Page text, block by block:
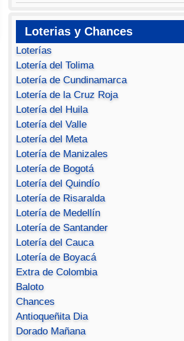
Loterias y Chances
Loterías
Lotería del Tolima
Lotería de Cundinamarca
Lotería de la Cruz Roja
Lotería del Huila
Lotería del Valle
Lotería del Meta
Lotería de Manizales
Lotería de Bogotá
Lotería del Quindío
Lotería de Risaralda
Lotería de Medellín
Lotería de Santander
Lotería del Cauca
Lotería de Boyacá
Extra de Colombia
Baloto
Chances
Antioqueñita Dia
Dorado Mañana